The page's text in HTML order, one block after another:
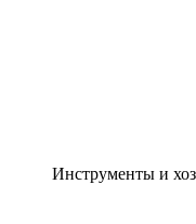
Инструменты и